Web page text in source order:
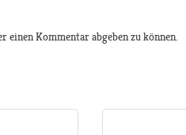
einen Kommentar abgeben zu können.